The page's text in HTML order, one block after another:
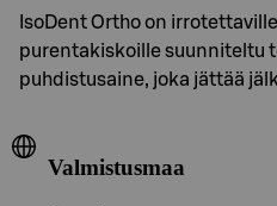
IsoDent Ortho on
purentakiskoille suunniteltu
puhdistusaine, joka jättää
Valmistusmaa